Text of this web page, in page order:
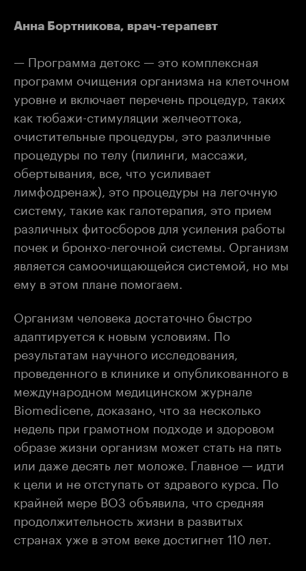
Анна Бортникова, врач-терапевт
— Программа детокс — это комплексная
программ очищения организма на клеточном
уровне и включает перечень процедур, таких
как тюбажи-стимуляции желчеоттока,
очистительные процедуры, это различные
процедуры по телу (пилинги, массажи,
обертывания, все, что усиливает
лимфодренаж), это процедуры на легочную
систему, такие как галотерапия, это прием
различных фитосборов для усиления работы
почек и бронхо-легочной системы. Организм
является самоочищающейся системой, но мы
ему в этом плане помогаем.
Организм человека достаточно быстро
адаптируется к новым условиям. По
результатам научного исследования,
проведенного в клинике и опубликованного в
международном медицинском журнале
Biomedicene, доказано, что за несколько
недель при грамотном подходе и здоровом
образе жизни организм может стать на пять
или даже десять лет моложе. Главное — идти
к цели и не отступать от здравого курса. По
крайней мере ВОЗ объявила, что средняя
продолжительность жизни в развитых
странах уже в этом веке достигнет 110 лет.